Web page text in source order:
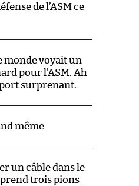
de l’ASM ce
monde voyait un
pour l’ASM. Ah
surprenant.
même
un câble dans le
trois pions